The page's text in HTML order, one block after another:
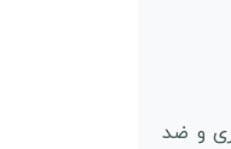
و ضد